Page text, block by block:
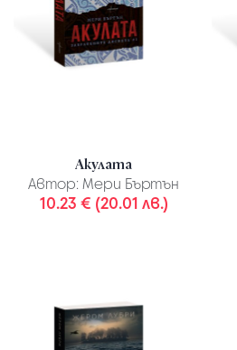
Акулата
Автор: Мери Бъртън
10.23 € (20.01 лв.)